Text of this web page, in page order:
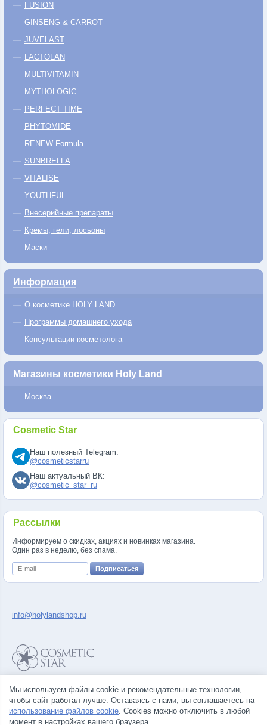
FUSION
GINSENG & CARROT
JUVELAST
LACTOLAN
MULTIVITAMIN
MYTHOLOGIC
PERFECT TIME
PHYTOMIDE
RENEW Formula
SUNBRELLA
VITALISE
YOUTHFUL
Внесерийные препараты
Кремы, гели, лосьоны
Маски
Информация
О косметике HOLY LAND
Программы домашнего ухода
Консультации косметолога
Магазины косметики Holy Land
Москва
Cosmetic Star
Наш полезный Telegram:
@cosmeticstarru
Наш актуальный ВК:
@cosmetic_star_ru
Рассылки
Информируем о скидках, акциях и новинках магазина.
Один раз в неделю, без спама.
Правила продажи товаров
Согласие на обработку персональных данных
info@holylandshop.ru
Мы используем файлы cookie и рекомендательные технологии,
чтобы сайт работал лучше. Оставаясь с нами, вы соглашаетесь на
использование файлов cookie. Cookies можно отключить в любой
момент в настройках вашего браузера.